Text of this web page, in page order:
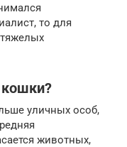
то для
уличных особ,
животных,